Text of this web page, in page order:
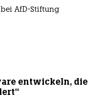
AfD-Stiftung
entwickeln, die